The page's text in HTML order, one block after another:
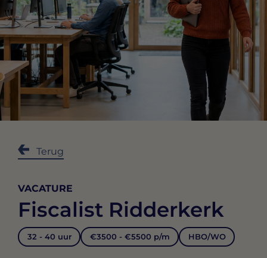
Terug
VACATURE
Fiscalist Ridderkerk
32 - 40 uur €3500 - €5500 p/m HBO/WO